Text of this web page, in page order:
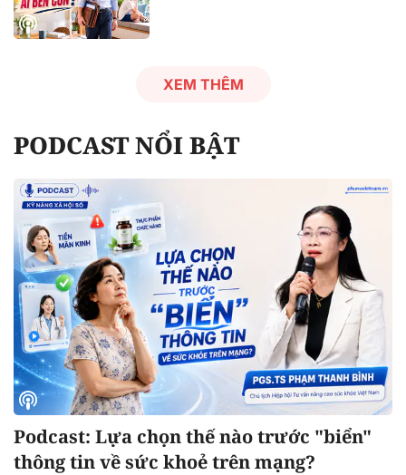
XEM THÊM
PODCAST NỔI BẬT
Podcast: Lựa chọn thế nào trước "biển"
thông tin về sức khoẻ trên mạng?